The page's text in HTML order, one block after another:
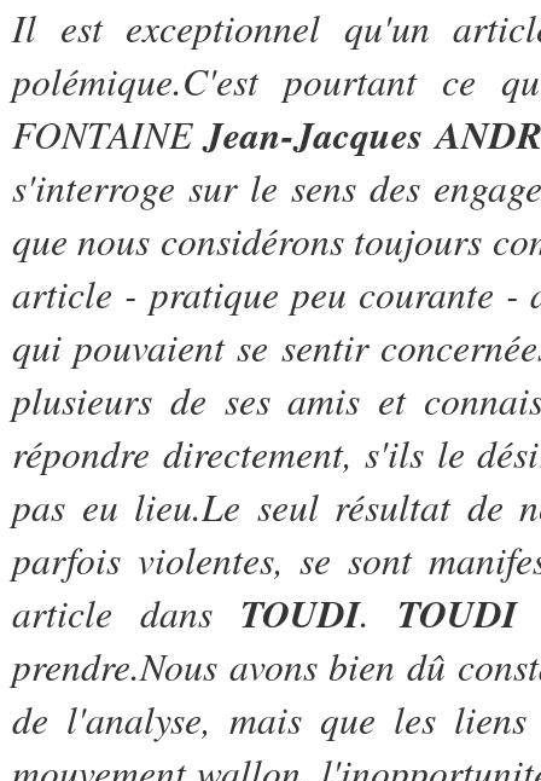
Il est exceptionnel qu'un
polémique.C'est pourtant ce
FONTAINEJean-Jacques
s'interroge sur le sens des
que nous considérons toujours
article - pratique peu courante -
qui pouvaient se sentir
plusieurs de ses amis et
répondre directement, s'ils le
pas eu lieu.Le seul résultat de
parfois violentes, se sont
article dans TOUDI. TOUDI
prendre.Nous avons bien dû
de l'analyse, mais que les